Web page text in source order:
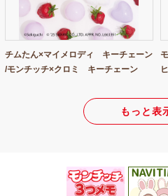
チムたん×マイメロディ キーチェーン
/モンチッチ×クロミ キーチェーン
もっと表